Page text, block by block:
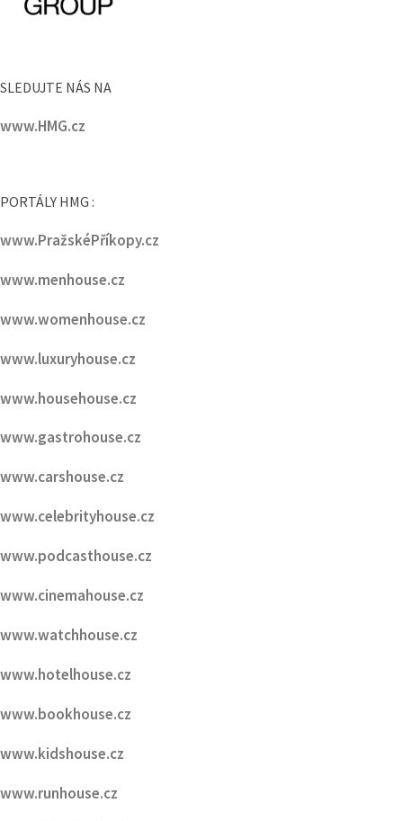
SLEDUJTE NÁS NA
www.HMG.cz
PORTÁLY HMG :
www.PražskéPříkopy.cz
www.menhouse.cz
www.womenhouse.cz
www.luxuryhouse.cz
www.househouse.cz
www.gastrohouse.cz
www.carshouse.cz
www.celebrityhouse.cz
www.podcasthouse.cz
www.cinemahouse.cz
www.watchhouse.cz
www.hotelhouse.cz
www.bookhouse.cz
www.kidshouse.cz
www.runhouse.cz